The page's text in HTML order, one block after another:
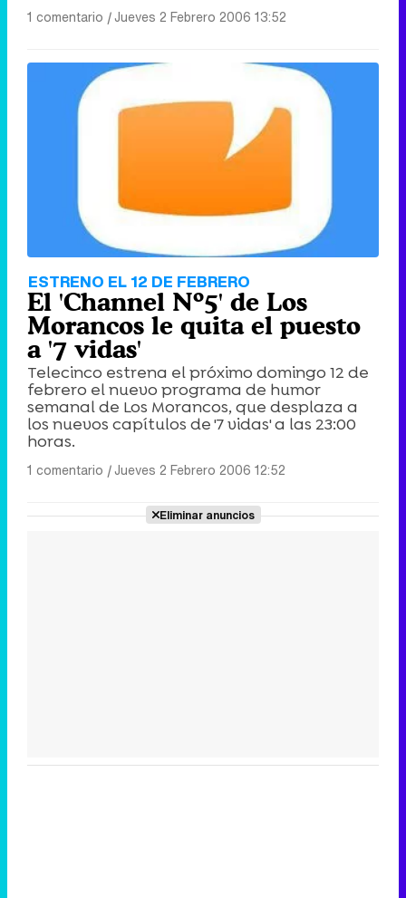
1 comentario |Jueves 2 Febrero 2006 13:52
ESTRENO EL 12 DE FEBRERO
El 'Channel Nº5' de Los
Morancos le quita el puesto
a '7 vidas'
Telecinco estrena el próximo domingo 12 de
febrero el nuevo programa de humor
semanal de Los Morancos, que desplaza a
los nuevos capítulos de '7 vidas' a las 23:00
horas.
1 comentario |Jueves 2 Febrero 2006 12:52
Eliminar anuncios